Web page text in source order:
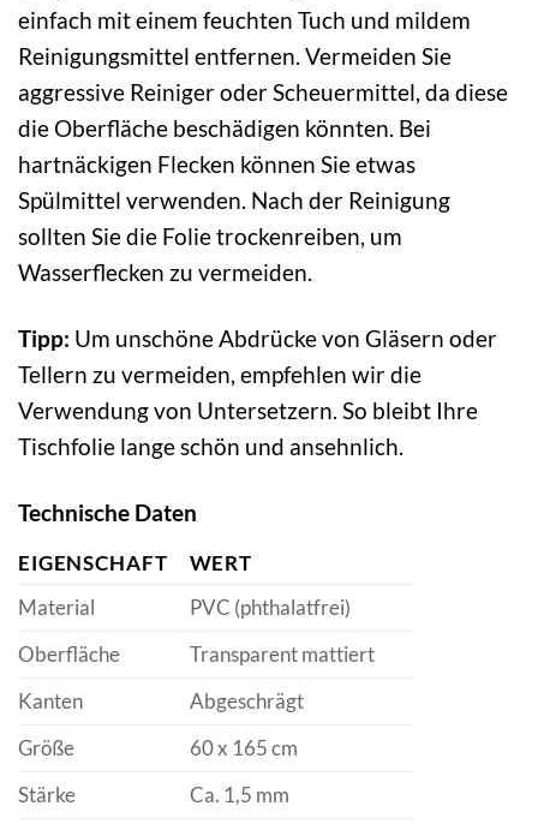
einfach mit einem feuchten Tuch und mildem
Reinigungsmittel entfernen. Vermeiden Sie
aggressive Reiniger oder Scheuermittel, da diese
die Oberfläche beschädigen könnten. Bei
hartnäckigen Flecken können Sie etwas
Spülmittel verwenden. Nach der Reinigung
sollten Sie die Folie trockenreiben, um
Wasserflecken zu vermeiden.
Tipp: Um unschöne Abdrücke von Gläsern oder
Tellern zu vermeiden, empfehlen wir die
Verwendung von Untersetzern. So bleibt Ihre
Tischfolie lange schön und ansehnlich.
Technische Daten
EIGENSCHAFT
WERT
Material
PVC (phthalatfrei)
Oberfläche
Transparent mattiert
Kanten
Abgeschrägt
Größe
60 x 165 cm
Stärke
Ca. 1,5 mm